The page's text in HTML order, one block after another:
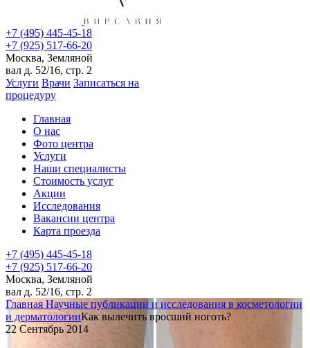
+7 (495) 445-45-18
+7 (925) 517-66-20
Москва, Земляной
вал д. 52/16, стр. 2
Услуги Врачи Записаться на
процедуру
Главная
О нас
Фото центра
Услуги
Наши специалисты
Стоимость услуг
Акции
Исследования
Вакансии центра
Карта проезда
+7 (495) 445-45-18
+7 (925) 517-66-20
Москва, Земляной
вал д. 52/16, стр. 2
ГлавнаяНаучные публикации и исследования в косметологии
и дерматологииКак вылечить вросший ноготь?
22 Сентябрь 2014